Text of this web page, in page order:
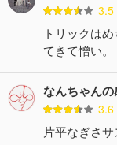
3.5
トリックは
てきて憎い。
なんちゃん
3.6
片平なぎさサ